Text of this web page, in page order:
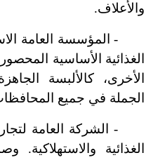
والأعلاف.
-المؤسسة العامة
الغذائية الأساسية
الأخرى، كالألبسة
الجملة في جميع
-الشركة العامة
الغذائية